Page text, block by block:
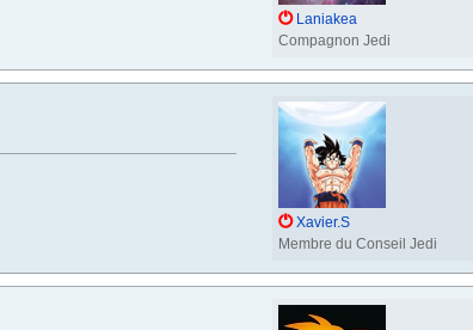
Laniakea
Compagnon Jedi
Xavier.S
Membre du Conseil Jedi